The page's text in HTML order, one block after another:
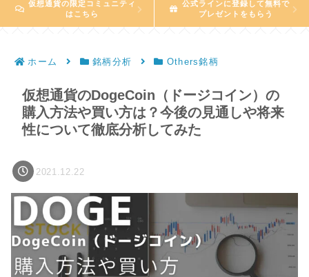
仮想通貨の限定コミュニティ
はこちら
公式ラインに登録して無料で
プレゼントをもらう
ホーム 銘柄分析 Others銘柄
仮想通貨のDogeCoin（ドージコイン）の
購入方法や買い方は？今後の見通しや将来
性について徹底分析してみた
2021.12.22